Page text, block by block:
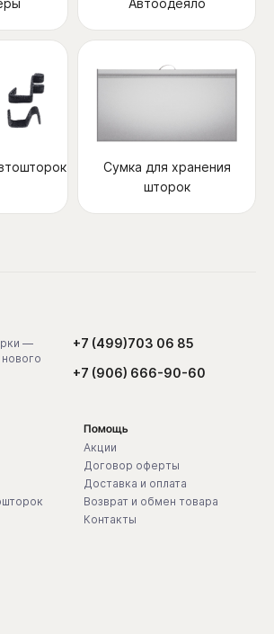
Сумка для хранения
шторок
—
+7 (499)703 06 85
+7 (906) 666-90-60
Помощь
Акции
Договор оферты
Доставка и оплата
Возврат и обмен товара
Контакты